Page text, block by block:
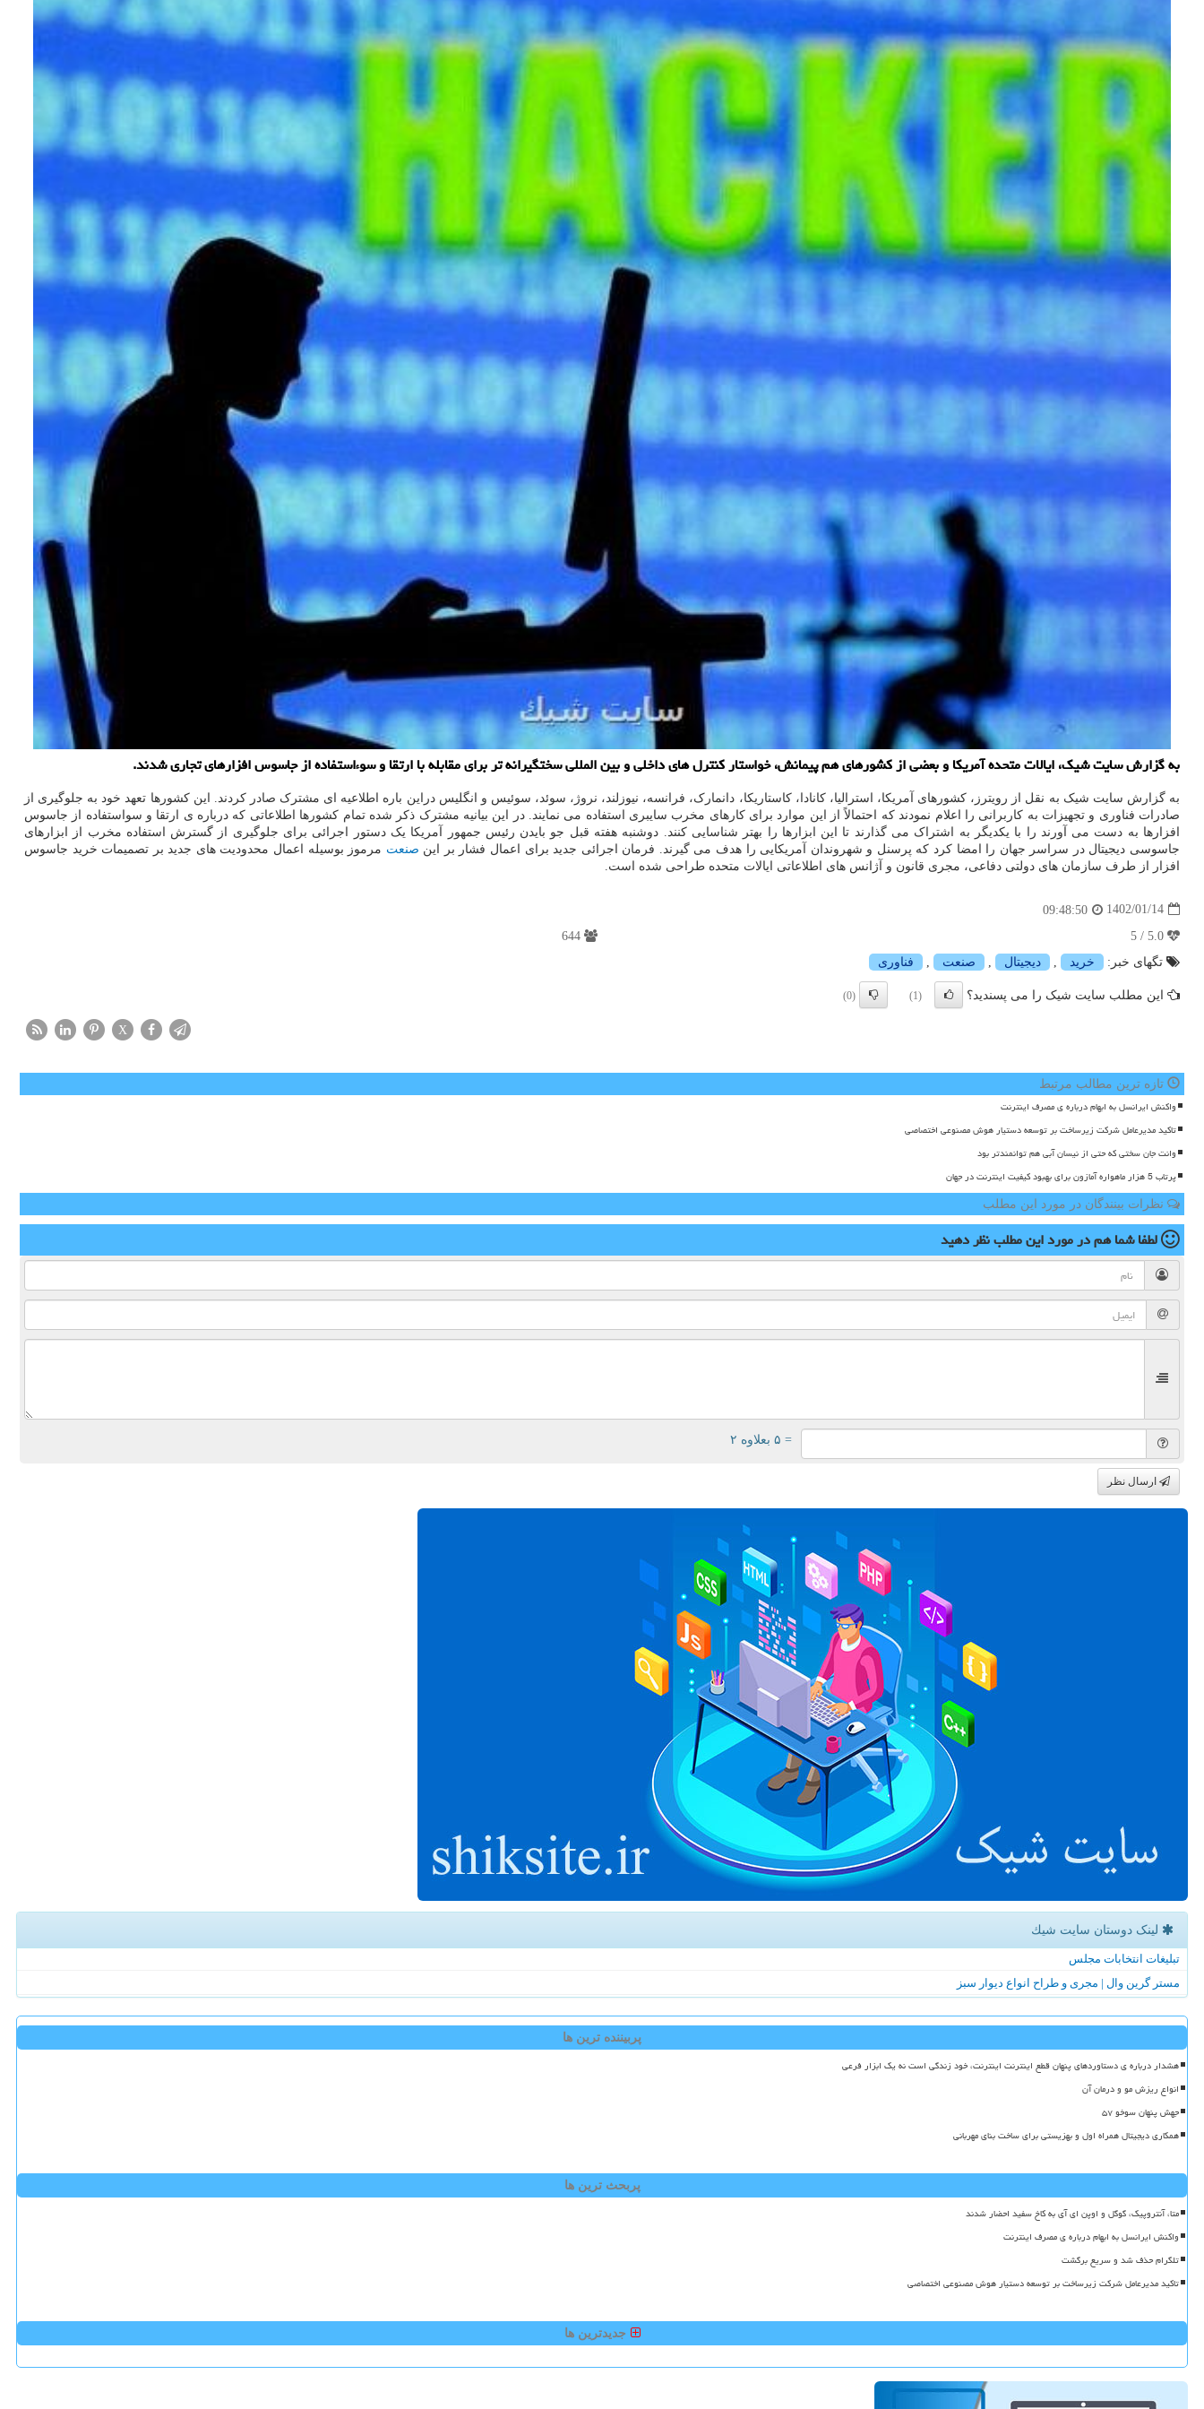
به گزارش سایت شیک، ایالات متحده آمریکا و بعضی از کشورهای هم پیمانش، خواستار کنترل های داخلی و بین المللی سختگیرانه تر برای مقابله با ارتقا و سوءاستفاده از جاسوس افزارهای تجاری شدند.
به گزارش سایت شیک به نقل از رویترز، کشورهای آمریکا، استرالیا، کانادا، کاستاریکا، دانمارک، فرانسه، نیوزلند، نروژ، سوئد، سوئیس و انگلیس دراین باره اطلاعیه ای مشترک صادر کردند. این کشورها تعهد خود به جلوگیری از
صادرات فناوری و تجهیزات به کاربرانی را اعلام نمودند که احتمالاً از این موارد برای کارهای مخرب سایبری استفاده می نمایند. در این بیانیه مشترک ذکر شده تمام کشورها اطلاعاتی که درباره ی ارتقا و سواستفاده از جاسوس
افزارها به دست می آورند را با یکدیگر به اشتراک می گذارند تا این ابزارها را بهتر شناسایی کنند. دوشنبه هفته قبل جو بایدن رئیس جمهور آمریکا یک دستور اجرائی برای جلوگیری از گسترش استفاده مخرب از ابزارهای
جاسوسی دیجیتال در سراسر جهان را امضا کرد که پرسنل و شهروندان آمریکایی را هدف می گیرند. فرمان اجرائی جدید برای اعمال فشار بر این صنعت مرموز بوسیله اعمال محدودیت های جدید بر تصمیمات خرید جاسوس
افزار از طرف سازمان های دولتی دفاعی، مجری قانون و آژانس های اطلاعاتی ایالات متحده طراحی شده است.
1402/01/14
09:48:50
تگهای خبر:
خرید , دیجیتال , صنعت , فناوری
این مطلب سایت شیک را می پسندید؟ (1)
(0)
X
تازه ترین مطالب مرتبط
واکنش ایرانسل به ابهام درباره ی مصرف اینترنت
تاکید مدیرعامل شرکت زیرساخت بر توسعه دستیار هوش مصنوعی اختصاصی
وانت جان سختی که حتی از نیسان آبی هم توانمندتر بود
پرتاب 5 هزار ماهواره آمازون برای بهبود کیفیت اینترنت در جهان
نظرات بینندگان در مورد این مطلب
لطفا شما همدر مورد این مطلبنظر دهید
= ۵ بعلاوه ۲
ارسال نظر
لینک دوستان سایت شیك
تبلیغات انتخابات مجلس
مستر گرین وال | مجری و طراح انواع دیوار سبز
پربیننده ترین ها
هشدار درباره ی دستاوردهای پنهان قطع اینترنت اینترنت، خود زندگی است نه یک ابزار فرعی
انواع ریزش مو و درمان آن
جهش پنهان سوخو ۵۷
همکاری دیجیتال همراه اول و بهزیستی برای ساخت بنای مهربانی
پربحث ترین ها
متا، آنتروپیک، گوگل و اوپن ای آی به کاخ سفید احضار شدند
واکنش ایرانسل به ابهام درباره ی مصرف اینترنت
تلگرام حذف شد و سریع برگشت
تاکید مدیرعامل شرکت زیرساخت بر توسعه دستیار هوش مصنوعی اختصاصی
جدیدترین ها